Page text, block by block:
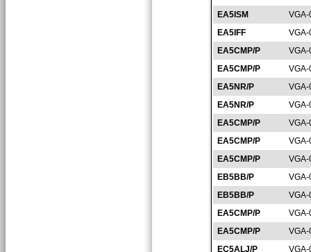
EA5ISM
EA5IFF
EA5CMP/P
EA5CMP/P
EA5NR/P
EA5NR/P
EA5CMP/P
EA5CMP/P
EA5CMP/P
EB5BB/P
EB5BB/P
EA5CMP/P
EA5CMP/P
EC5ALJ/P